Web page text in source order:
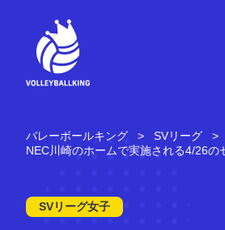
バレーボールキング SVリーグ
NEC川崎のホームで実施される4/26
SVリーグ女子